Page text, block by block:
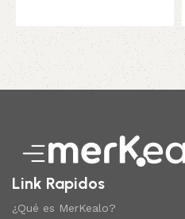
Read More
Link Rapidos
¿Qué es MerKealo?